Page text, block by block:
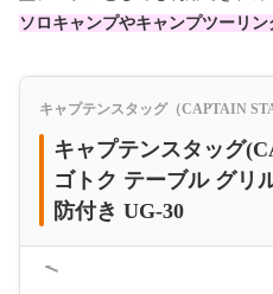
ソロキャンプやキャンプツーリ
キャプテンスタッグ（CAPTAIN
キャプテンスタッグ
ゴトク テーブル グリ
防付き UG-30
＜